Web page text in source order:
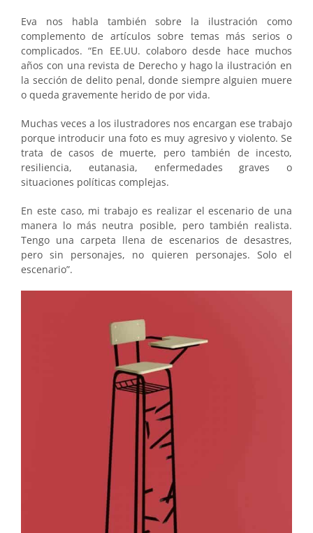
Eva nos habla también sobre la ilustración como
complemento de artículos sobre temas más serios o
complicados. “En EE.UU. colaboro desde hace muchos
años con una revista de Derecho y hago la ilustración en
la sección de delito penal, donde siempre alguien muere
o queda gravemente herido de por vida.
Muchas veces a los ilustradores nos encargan ese trabajo
porque introducir una foto es muy agresivo y violento. Se
trata de casos de muerte, pero también de incesto,
resiliencia, eutanasia, enfermedades graves o
situaciones políticas complejas.
En este caso, mi trabajo es realizar el escenario de una
manera lo más neutra posible, pero también realista.
Tengo una carpeta llena de escenarios de desastres,
pero sin personajes, no quieren personajes. Solo el
escenario”.